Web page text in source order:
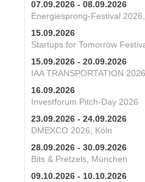
07.09.2026 - 08.09.2026
Energiesprong-Festival
15.09.2026
Startups for Tomorrow
15.09.2026 - 20.09.2026
IAA TRANSPORTATION
16.09.2026
Investforum Pitch-Day 2026
23.09.2026 - 24.09.2026
DMEXCO 2026, Köln
28.09.2026 - 30.09.2026
Bits & Pretzels, München
09.10.2026 - 10.10.2026